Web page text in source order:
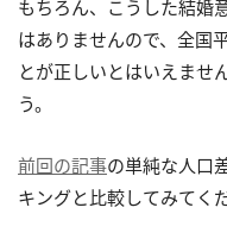
もちろん、こうした結婚
はありませんので、全国
とが正しいとはいえませ
う。
前回の記事の単純な人口
キングと比較してみてく